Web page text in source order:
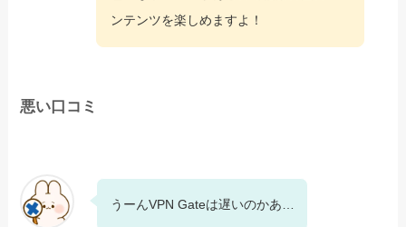
ンテンツを楽しめますよ！
悪い口コミ
うーんVPN Gateは遅いのかあ…